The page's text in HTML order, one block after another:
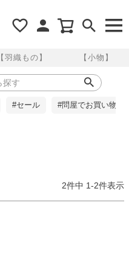
【羽織もの】 【小物】
#セール #問屋でお買い物
2件中 1-2件表示